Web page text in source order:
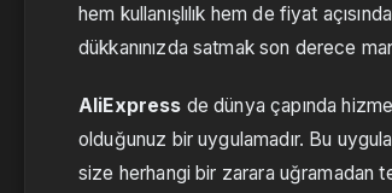
hem kullanışlılık hem de fiyat
dükkanınızda satmak son derece
AliExpress de dünya çapında
olduğunuz bir uygulamadır. Bu
size herhangi bir zarara uğramadan